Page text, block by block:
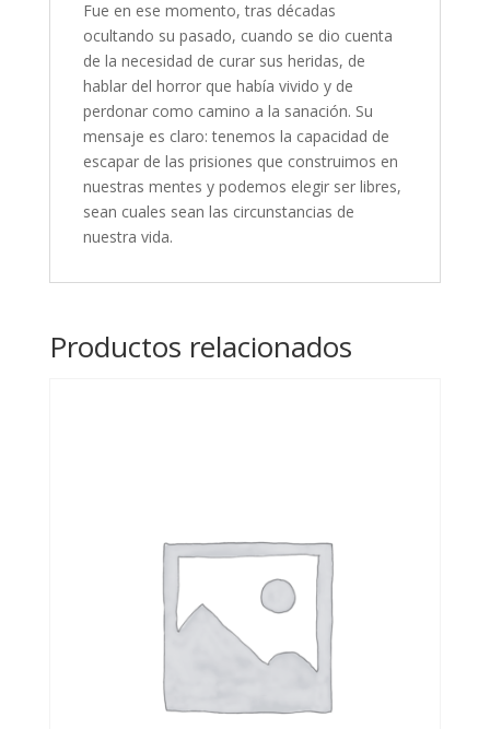
Fue en ese momento, tras décadas
ocultando su pasado, cuando se dio cuenta
de la necesidad de curar sus heridas, de
hablar del horror que había vivido y de
perdonar como camino a la sanación. Su
mensaje es claro: tenemos la capacidad de
escapar de las prisiones que construimos en
nuestras mentes y podemos elegir ser libres,
sean cuales sean las circunstancias de
nuestra vida.
Productos relacionados